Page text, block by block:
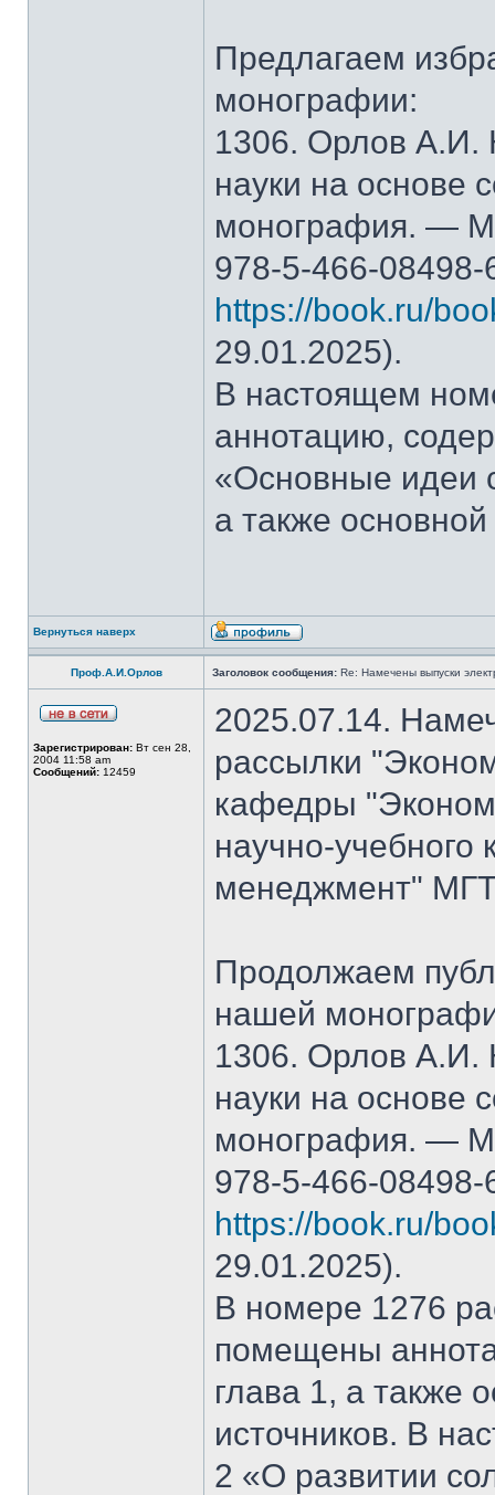
Предлагаем
монографии:
1306. Орлов А.И.
науки на основе
монография. —
978-5-466-
https://book.ru/
29.01.2025).
В настоящем
аннотацию,
«Основные идеи
а также
Вернуться наверх
Проф.А.И.Орлов Заголовок сообщения: Re: Намечены выпуски
Зарегистрирован: Вт сен 28,
2004 11:58 am
Сообщений: 12459
2025.07.14.
рассылки
кафедры
научно-
менеджмент"
Продолжаем
нашей
1306. Орлов А.И.
науки на основе
монография. —
978-5-466-
https://book.ru/
29.01.2025).
В номере 1276
помещены
глава 1, а также
источников. В
2 «О развитии